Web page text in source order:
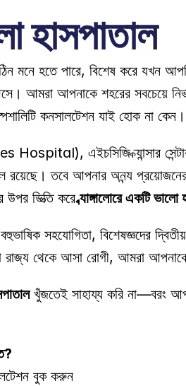
হাসপাতাল
মনে হতে পারে, বিশেষ করে যখন
আপনাকে শহরের সবচেয়ে
কনসালটেশন যাই হোক না কেন।
Hospital), এইচসিজি
তবে আপনার অনন্য প্রয়োজনের
উপর ভিত্তি করে ব্যাঙ্গালোরে একটি ভালো
বহুভাষিক সহযোগিতা,
থেকে আসা রোগী, আমরা আপনাকে
খুঁজতেই সাহায্য করি না—বরং
বুক করুন